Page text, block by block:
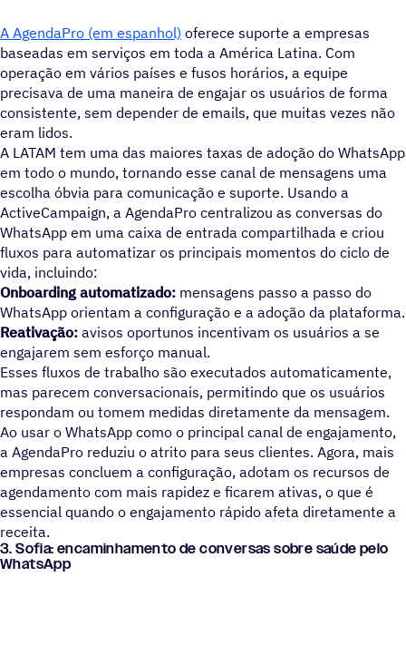
A AgendaPro (em espanhol) oferece suporte a empresas
baseadas em serviços em toda a América Latina. Com
operação em vários países e fusos horários, a equipe
precisava de uma maneira de engajar os usuários de forma
consistente, sem depender de emails, que muitas vezes não
eram lidos.
A LATAM tem uma das maiores taxas de adoção do WhatsApp
em todo o mundo, tornando esse canal de mensagens uma
escolha óbvia para comunicação e suporte. Usando a
ActiveCampaign, a AgendaPro centralizou as conversas do
WhatsApp em uma caixa de entrada compartilhada e criou
fluxos para automatizar os principais momentos do ciclo de
vida, incluindo:
Onboarding automatizado: mensagens passo a passo do
WhatsApp orientam a configuração e a adoção da plataforma.
Reativação: avisos oportunos incentivam os usuários a se
engajarem sem esforço manual.
Esses fluxos de trabalho são executados automaticamente,
mas parecem conversacionais, permitindo que os usuários
respondam ou tomem medidas diretamente da mensagem.
Ao usar o WhatsApp como o principal canal de engajamento,
a AgendaPro reduziu o atrito para seus clientes. Agora, mais
empresas concluem a configuração, adotam os recursos de
agendamento com mais rapidez e ficarem ativas, o que é
essencial quando o engajamento rápido afeta diretamente a
receita.
3. Sofia: encaminhamento de conversas sobre saúde pelo
WhatsApp